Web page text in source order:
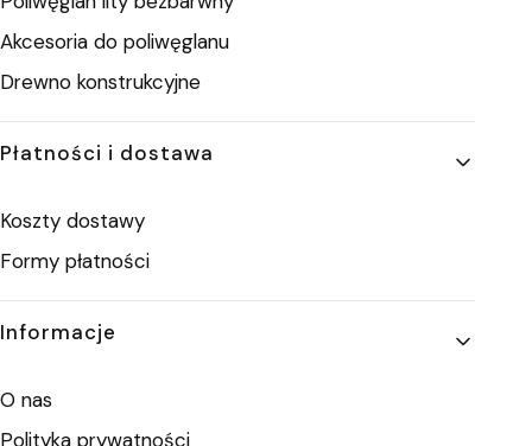
Akcesoria do poliwęglanu
Drewno konstrukcyjne
Płatności i dostawa
Koszty dostawy
Formy płatności
Informacje
O nas
Polityka prywatności